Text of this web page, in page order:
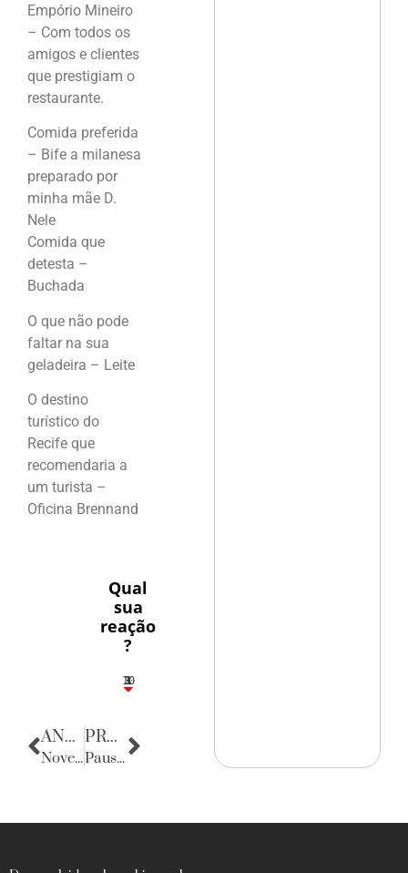
Empório Mineiro
– Com todos os
amigos e clientes
que prestigiam o
restaurante.
Comida preferida
– Bife a milanesa
preparado por
minha mãe D.
Nele
Comida que
detesta –
Buchada
O que não pode
faltar na sua
geladeira – Leite
O destino
turístico do
Recife que
recomendaria a
um turista –
Oficina Brennand
Qual
sua
reação
?
3
1
1
3
10
ANTERIOR
Novena da Penha
PRÓXIMA
Pausa Poética